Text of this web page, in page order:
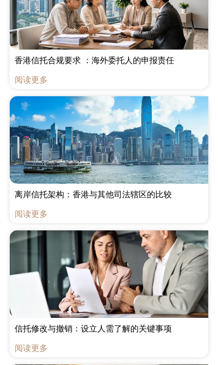
香港信托合规要求 ：海外委托人的申报责任
阅读更多
离岸信托架构：香港与其他司法辖区的比较
阅读更多
信托修改与撤销：设立人需了解的关键事项
阅读更多